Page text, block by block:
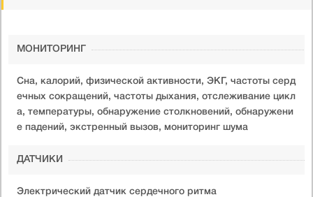
МОНИТОРИНГ
Сна, калорий, физической активности, ЭКГ, частоты серд
ечных сокращений, частоты дыхания, отслеживание цикл
а, температуры, обнаружение столкновений, обнаружени
е падений, экстренный вызов, мониторинг шума
ДАТЧИКИ
Электрический датчик сердечного ритма